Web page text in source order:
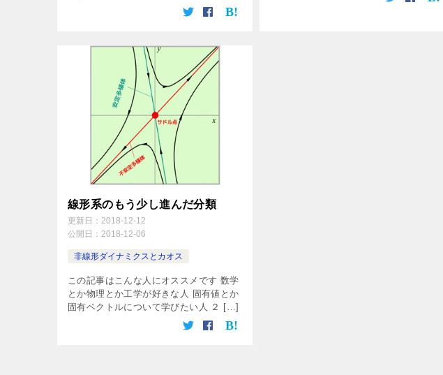
線形系のもう少し進んだ分類
更新日： 2018-12-12
公開日： 2018-12-06
非線形ダイナミクスとカオス
この記事はこんな人にオススメです 数学
とか物理とか工学が好きな人 固有値とか
固有ベクトルについて学びたい人 ２ […]